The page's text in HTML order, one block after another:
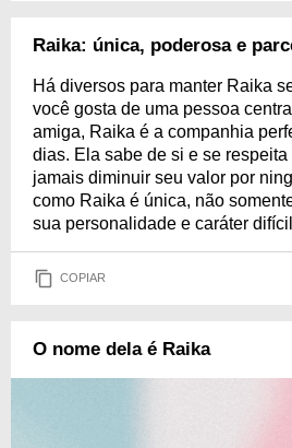
Raika: única, poderosa e
Há diversos para manter Raika
você gosta de uma pessoa
amiga, Raika é a companhia
dias. Ela sabe de si e se
jamais diminuir seu valor por
como Raika é única, não
sua personalidade e caráter
COPIAR
O nome dela é Raika